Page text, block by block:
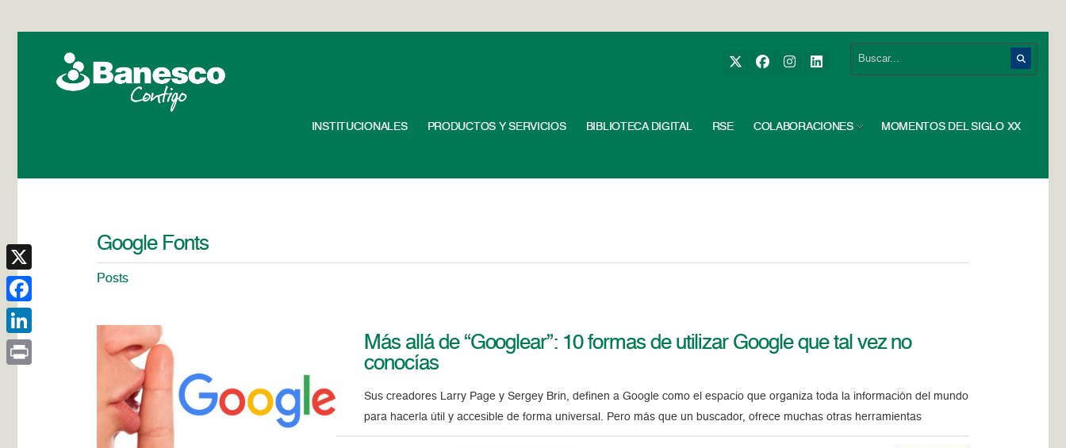
INSTITUCIONALES PRODUCTOS Y SERVICIOS BIBLIOTECA DIGITAL RSE COLABORACIONES MOMENTOS DEL SIGLO XX
Google Fonts
Posts
Más allá de “Googlear”: 10 formas de utilizar Google que tal vez no
conocías
Sus creadores Larry Page y Sergey Brin, definen a Google como el espacio que organiza toda la información del mundo
para hacerla útil y accesible de forma universal. Pero más que un buscador, ofrece muchas otras herramientas
X
Facebook
LinkedIn